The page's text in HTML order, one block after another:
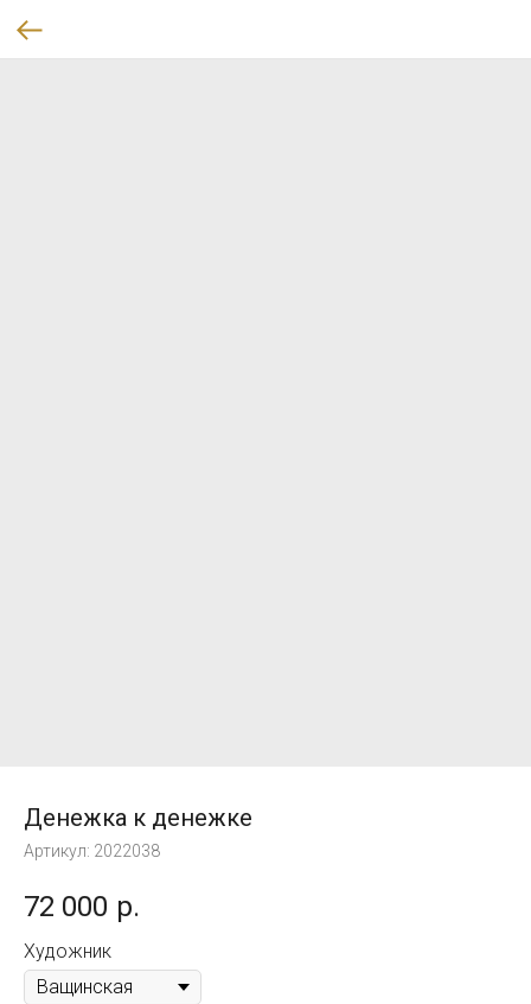
Денежка к денежке
Артикул: 2022038
72 000 р.
Художник